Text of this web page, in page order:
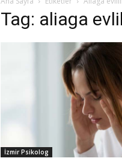
Tag: aliaga
İzmir Psikolog